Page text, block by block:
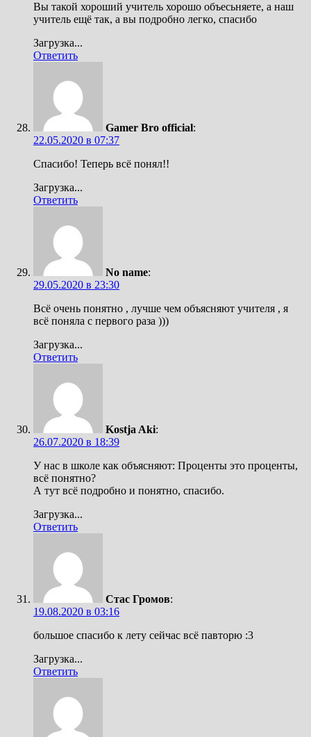
Вы такой хороший учитель хорошо объесьняете, а наш
учитель ещё так, а вы подробно легко, спасибо
Загрузка...
Ответить
Gamer Bro official:
22.05.2020 в 07:37
Спасибо! Теперь всё понял!!
Загрузка...
Ответить
No name:
29.05.2020 в 23:30
Всё очень понятно , лучше чем объясняют учителя , я
всё поняла с первого раза )))
Загрузка...
Ответить
Kostja Aki:
26.07.2020 в 18:39
У нас в школе как объясняют: Проценты это проценты,
всё понятно?
А тут всё подробно и понятно, спасибо.
Загрузка...
Ответить
Стас Громов:
19.08.2020 в 03:16
большое спасибо к лету сейчас всё павторю :3
Загрузка...
Ответить